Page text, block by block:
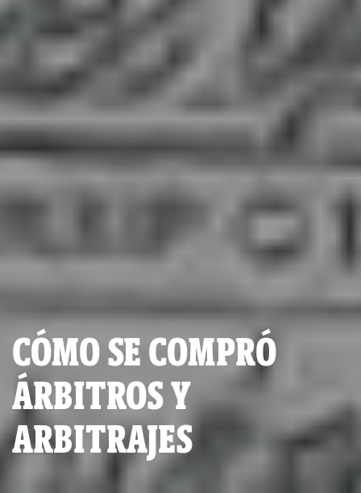
CÓMO SE COMPRÓ
ÁRBITROS Y
ARBITRAJES